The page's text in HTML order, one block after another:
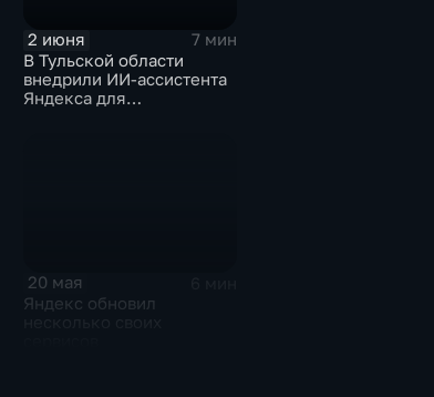
2 июня
7 мин
В Тульской области
внедрили ИИ-ассистента
Яндекса для
20 мая
Яндекс обновил